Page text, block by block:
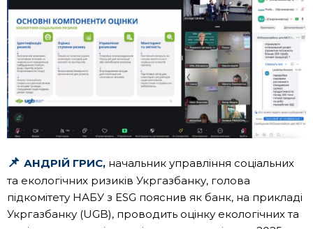
📌 АНДРІЙ ГРИС, начальник управління соціальних
та екологічних ризиків Укргазбанку, голова
підкомітету НАБУ з ESG пояснив як банк, на прикладі
Укргазбанку (UGB), проводить оцінку екологічних та